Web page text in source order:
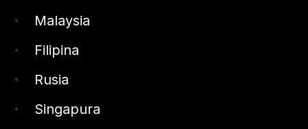
Malaysia
Filipina
Rusia
Singapura